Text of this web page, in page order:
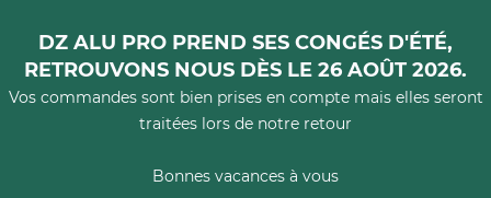
DZ ALU PRO PREND SES CONGÉS D'ÉTÉ,
RETROUVONS NOUS DÈS LE 26 AOÛT 2026.
Vos commandes sont bien prises en compte mais elles seront
traitées lors de notre retour
Bonnes vacances à vous